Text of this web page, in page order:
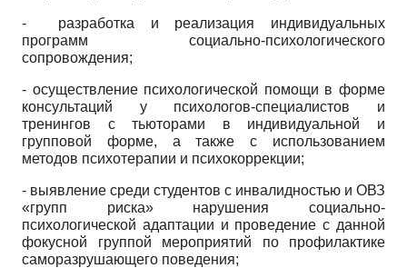
- разработка и реализация индивидуальных
программ социально-психологического
сопровождения;
- осуществление психологической помощи в форме
консультаций у психологов-специалистов и
тренингов с тьюторами в индивидуальной и
групповой форме, а также с использованием
методов психотерапии и психокоррекции;
- выявление среди студентов с инвалидностью и ОВЗ
«групп риска» нарушения социально-
психологической адаптации и проведение с данной
фокусной группой мероприятий по профилактике
саморазрушающего поведения;